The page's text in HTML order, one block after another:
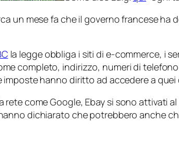
un mese fa che il governo francese
la legge obbliga i siti di e-commerce, i
completo, indirizzo, numeri di
imposte hanno diritto ad accedere a quei
rete come Google, Ebay si sono attivati
dichiarato che potrebbero anche